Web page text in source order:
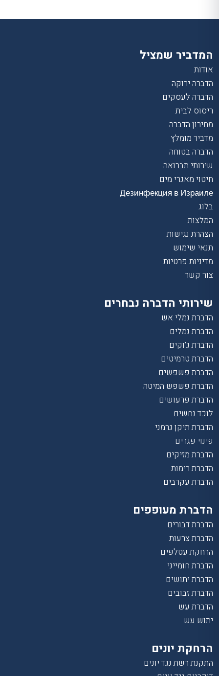
המדביר שמציל
אודות
הדברה ירוקה
הדברה לעסקים
ריסוס לבית
מחירון הדברה
מדביר מומלץ
הדברה בטוחה
שירותי תברואה
חיטוי מאגרי מים
Дезинфекция в Израиле
בלוג
המלצות
הצהרת נגישות
תנאי שימוש
מדיניות פרטיות
צור קשר
שירותי הדברה נבחרים
הדברת נמלי אש
הדברת נמלים
הדברת ג’וקים
הדברת טרמיטים
הדברת פשפשים
הדברת פשפש המיטה
הדברת פרעושים
לוכד נחשים
הדברת תיקן גרמני
פינוי פגרים
הדברת מזיקים
הדברת רימות
הדברת עקרבים
הדברת מעופפים
הדברת דבורים
הדברת צרעות
הרחקת עטלפים
הדברת חומייני
הדברת יתושים
הדברת זבובים
הדברת עש
יתוש עש
הרחקת יונים
התקנת רשת נגד יונים